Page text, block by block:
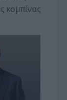
κο­μπίνας